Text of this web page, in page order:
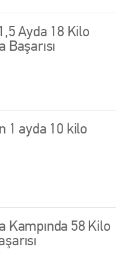
Ayda 18 Kilo
Başarısı
1 ayda 10 kilo
Kampında 58 Kilo